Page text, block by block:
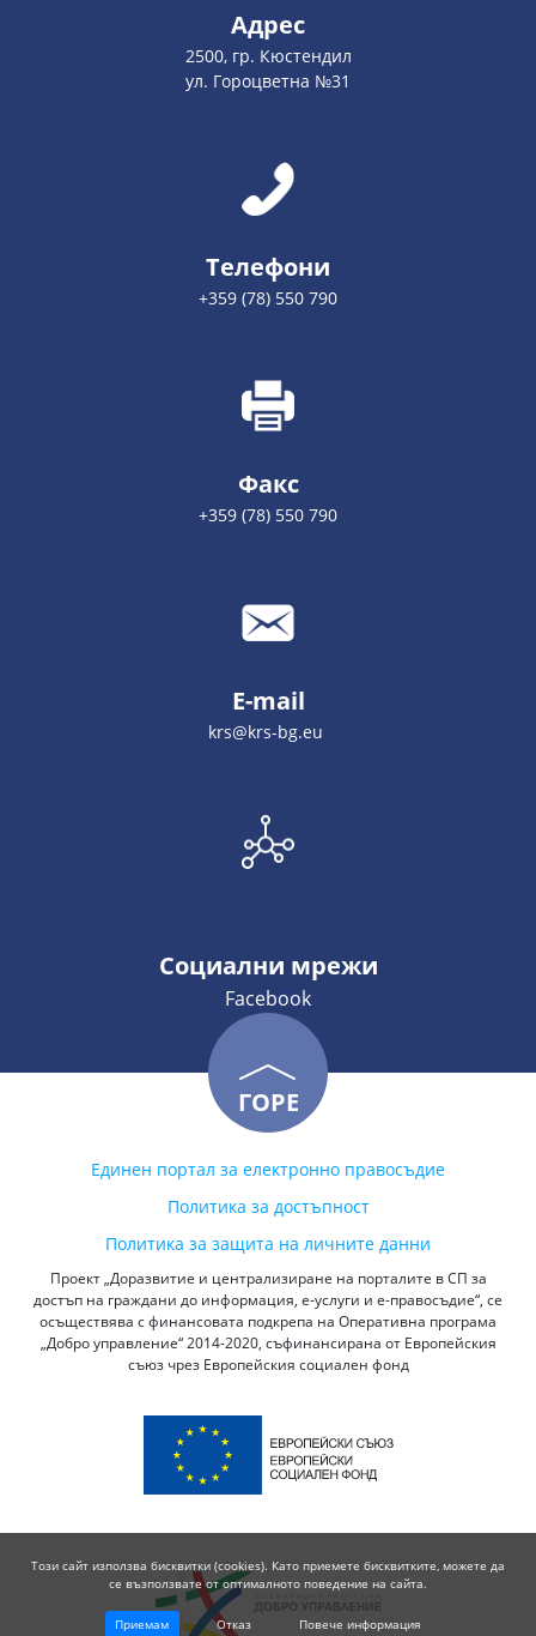
Адрес
2500, гр. Кюстендил
ул. Гороцветна №31
Телефони
+359 (78) 550 790
Факс
+359 (78) 550 790
E-mail
krs@krs-bg.eu
Социални мрежи
Facebook
ГОРЕ
Единен портал за електронно правосъдие
Политика за достъпност
Политика за защита на личните данни
Проект „Доразвитие и централизиране на порталите в СП за
достъп на граждани до информация, е-услуги и е-правосъдие“, се
осъществява с финансовата подкрепа на Оперативна програма
„Добро управление“ 2014-2020, съфинансирана от Европейския
съюз чрез Европейския социален фонд
Този сайт използва бисквитки (cookies). Като приемете бисквитките, можете да
се възползвате от оптималното поведение на сайта.
Приемам Отказ Повече информация